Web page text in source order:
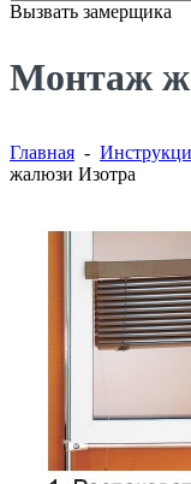
Вызвать замерщика
Монтаж
Главная -
жалюзи Изотра